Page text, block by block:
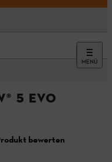
MENÜ
5 EVO
bewerten